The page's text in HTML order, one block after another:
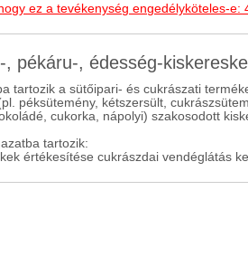
ez a tevékenység engedélyköteles-e:
, pékáru-, édesség-
tartozik a sütőipari- és cukrászati
péksütemény, kétszersült,
cukorka, nápolyi) szakosodott
tartozik:
értékesítése cukrászdai vendéglátás